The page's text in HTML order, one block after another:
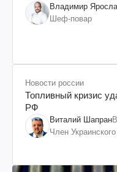
Владимир
Шеф-повар
Новости россии
Топливный кризис
РФ
Виталий Шапран
Член